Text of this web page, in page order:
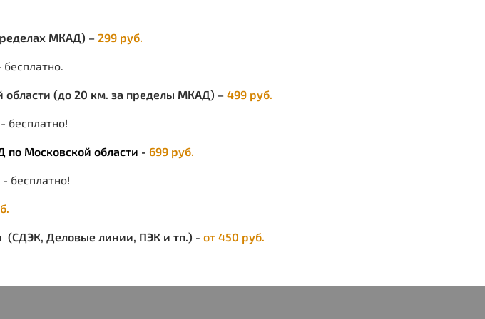
униформу. Разнообразие расцветок и
домохозяйке. Наша спецодежда идеально подойдет
Рекомендуется стирка при 30-40С с вещами
МКАД) – 299 руб.
области (до 20 км. за пределы МКАД) – 499 руб.
бесплатно!
по Московской области - 699 руб.
бесплатно!
(СДЭК, Деловые линии, ПЭК и тп.) - от 450 руб.